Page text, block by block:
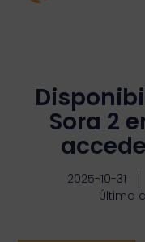
Sora 2
2025-10-31
Última